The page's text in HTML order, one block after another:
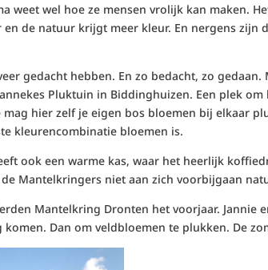
weet wel hoe ze mensen vrolijk kan maken.
de natuur krijgt meer kleur. En nergens zijn
gedacht hebben. En zo bedacht, zo
Pluktuin in Biddinghuizen. Een plek
mag hier zelf je eigen bos bloemen bij elkaar
kleurencombinatie bloemen is.
ook een warme kas, waar het heerlijk
Mantelkringers niet aan zich voorbijgaan
Mantelkring Dronten het voorjaar. Jannie
Dan om veldbloemen te plukken. De